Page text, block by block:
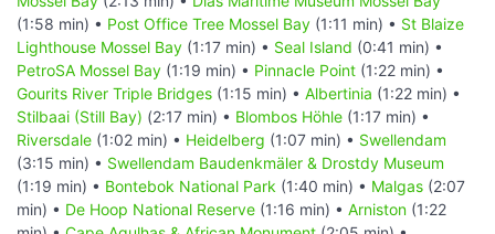
(1:58 min) • Post Office Tree Mossel Bay (1:11 min) • St Blaize
Lighthouse Mossel Bay (1:17 min) • Seal Island (0:41 min) •
PetroSA Mossel Bay (1:19 min) • Pinnacle Point (1:22 min) •
Gourits River Triple Bridges (1:15 min) • Albertinia (1:22 min) •
Stilbaai (Still Bay) (2:17 min) • Blombos Höhle (1:17 min) •
Riversdale (1:02 min) • Heidelberg (1:07 min) • Swellendam
(3:15 min) • Swellendam Baudenkmäler & Drostdy Museum
(1:19 min) • Bontebok National Park (1:40 min) • Malgas (2:07
min) • De Hoop National Reserve (1:16 min) • Arniston (1:22